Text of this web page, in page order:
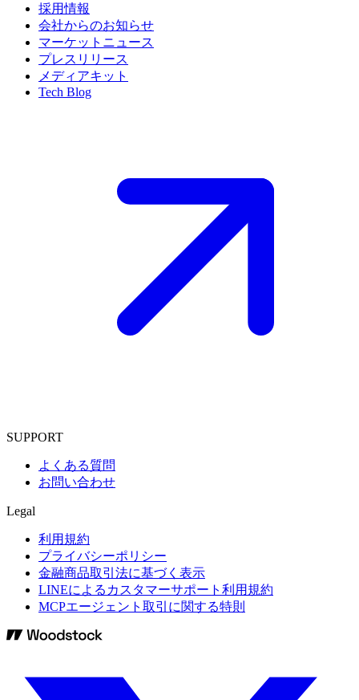
採用情報
会社からのお知らせ
マーケットニュース
プレスリリース
メディアキット
Tech Blog
SUPPORT
よくある質問
お問い合わせ
Legal
利用規約
プライバシーポリシー
金融商品取引法に基づく表示
LINEによるカスタマーサポート利用規約
MCPエージェント取引に関する特則